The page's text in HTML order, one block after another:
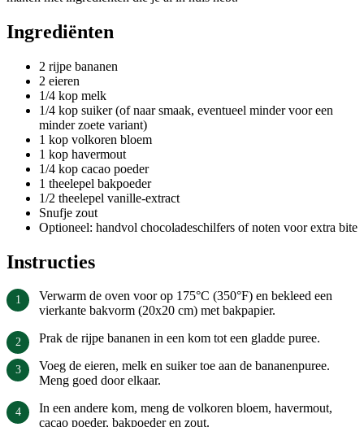
Ingrediënten
2 rijpe bananen
2 eieren
1/4 kop melk
1/4 kop suiker (of naar smaak, eventueel minder voor een
minder zoete variant)
1 kop volkoren bloem
1 kop havermout
1/4 kop cacao poeder
1 theelepel bakpoeder
1/2 theelepel vanille-extract
Snufje zout
Optioneel: handvol chocoladeschilfers of noten voor extra bite
Instructies
Verwarm de oven voor op 175°C (350°F) en bekleed een
vierkante bakvorm (20x20 cm) met bakpapier.
Prak de rijpe bananen in een kom tot een gladde puree.
Voeg de eieren, melk en suiker toe aan de bananenpuree.
Meng goed door elkaar.
In een andere kom, meng de volkoren bloem, havermout,
cacao poeder, bakpoeder en zout.